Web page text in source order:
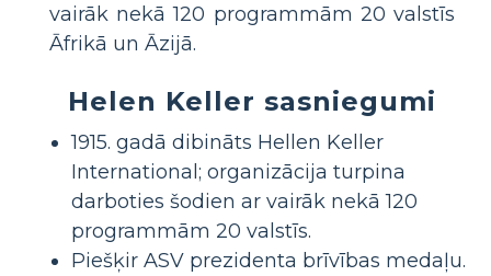
vairāk nekā 120 programmām 20 valstīs
Āfrikā un Āzijā.
Helen Keller sasniegumi
1915. gadā dibināts Hellen Keller
International; organizācija turpina
darboties šodien ar vairāk nekā 120
programmām 20 valstīs.
Piešķir ASV prezidenta brīvības medaļu.